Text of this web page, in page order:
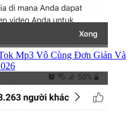
Mp3 Vô Cùng Đơn Giản Và